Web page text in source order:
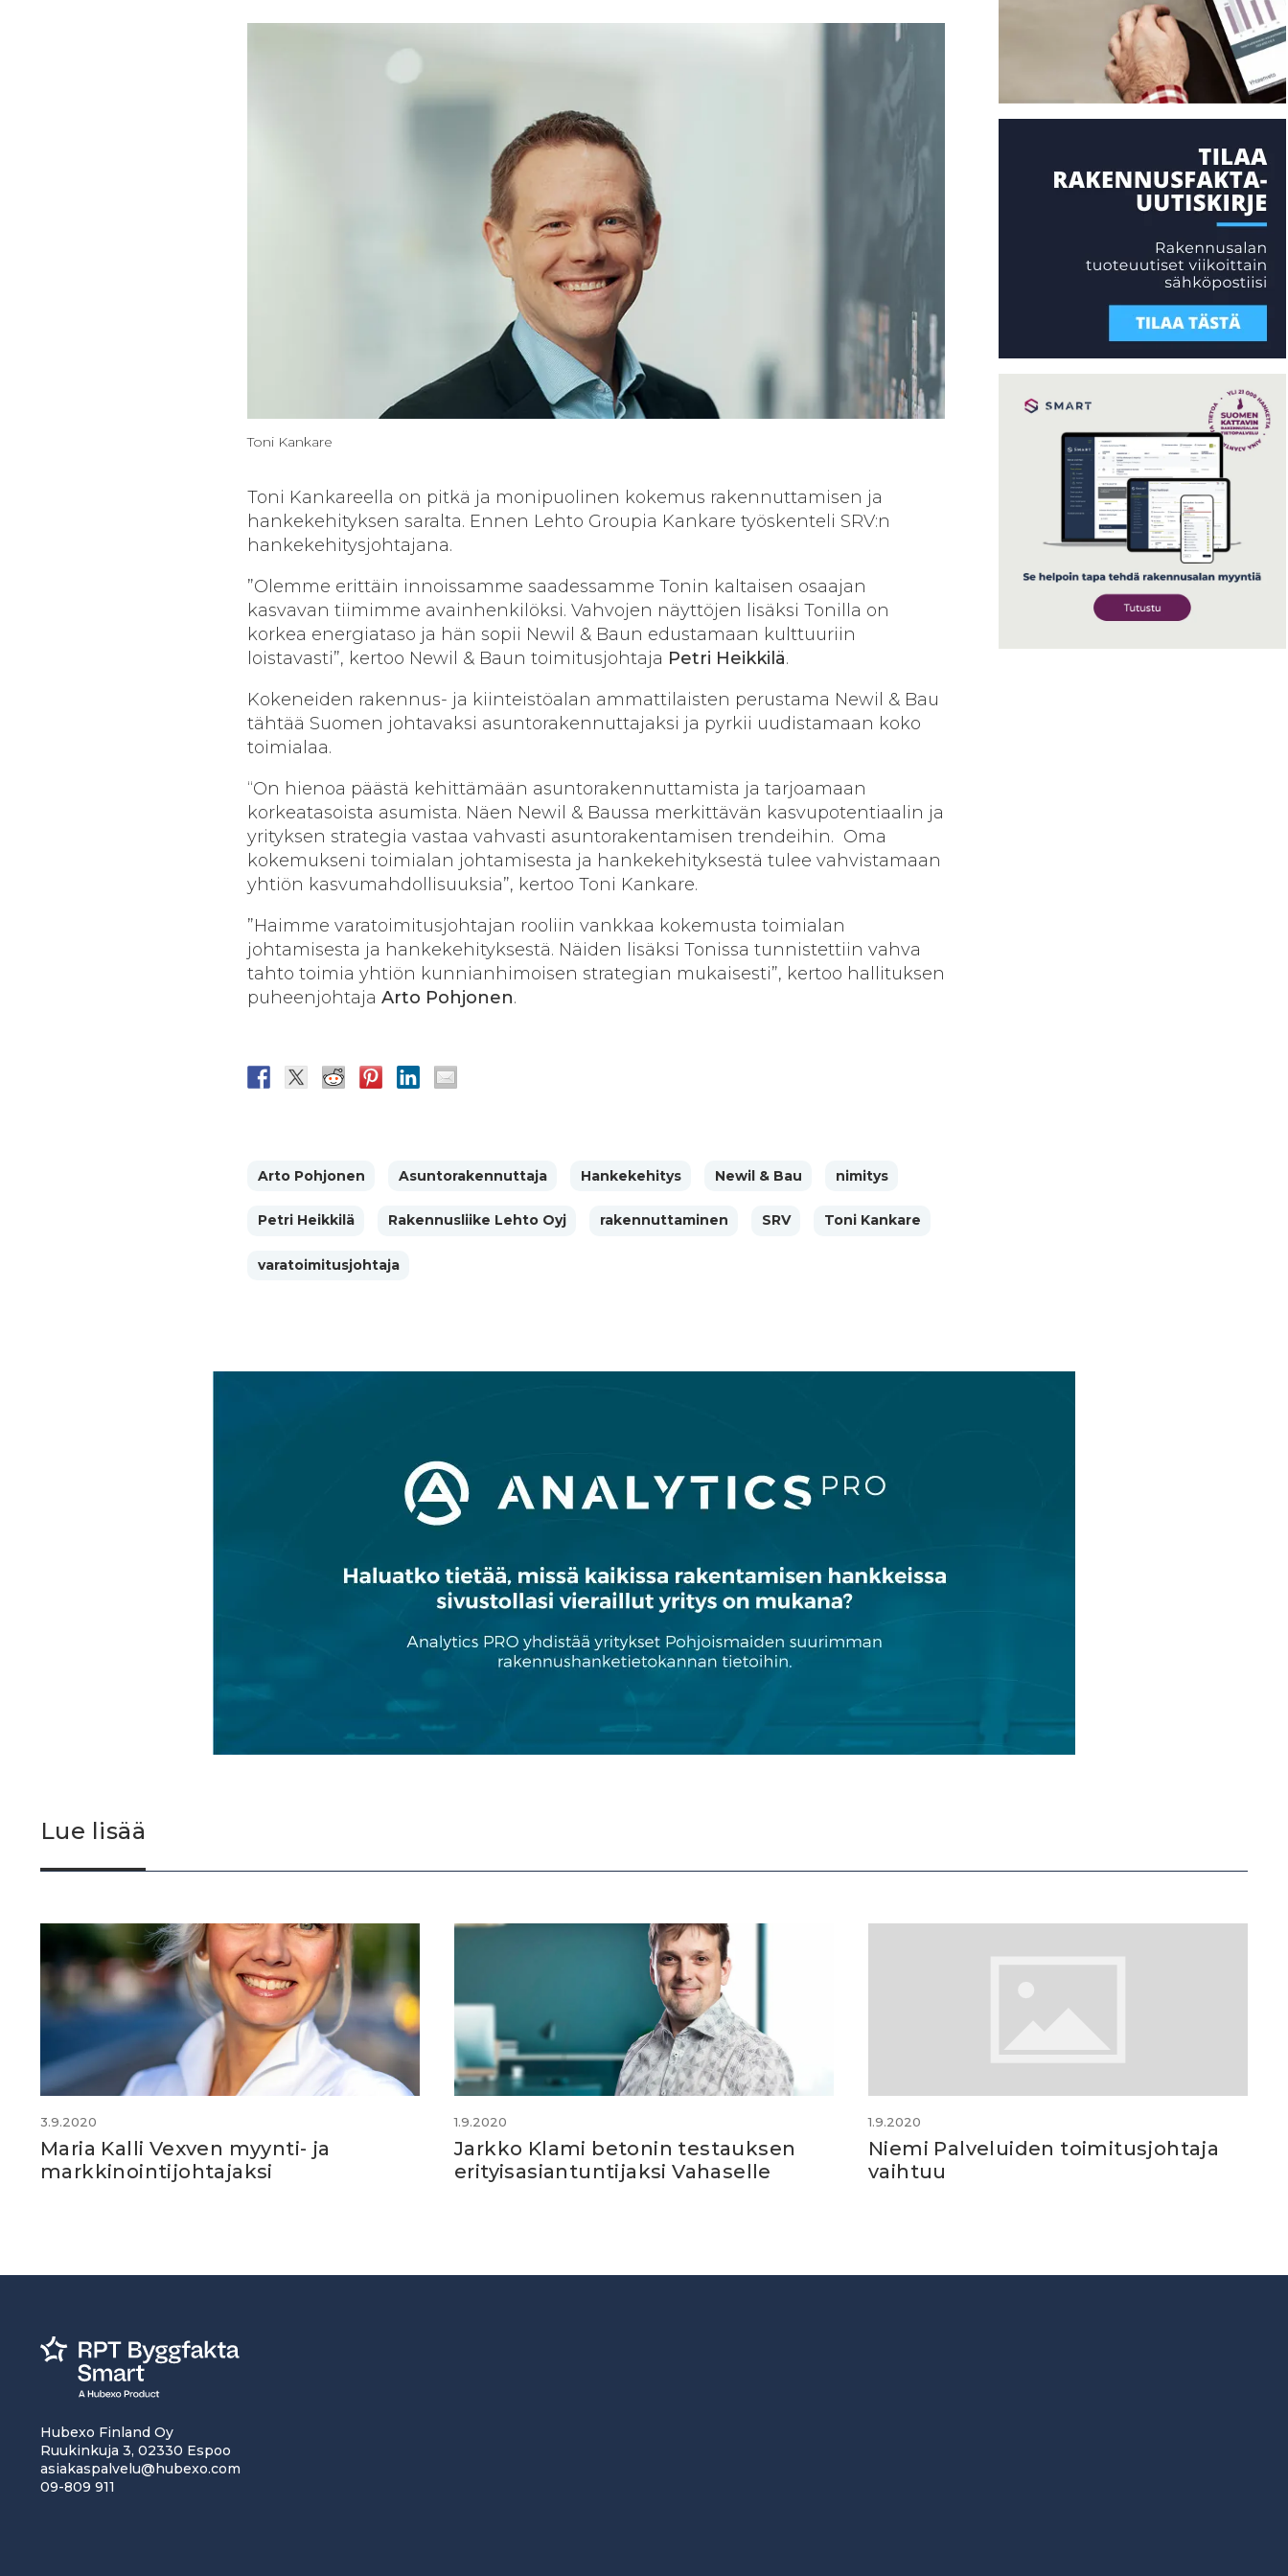
Toni Kankare
Toni Kankareella on pitkä ja monipuolinen kokemus rakennuttamisen ja
hankekehityksen saralta. Ennen Lehto Groupia Kankare työskenteli SRV:n
hankekehitysjohtajana.
”Olemme erittäin innoissamme saadessamme Tonin kaltaisen osaajan
kasvavan tiimimme avainhenkilöksi. Vahvojen näyttöjen lisäksi Tonilla on
korkea energiataso ja hän sopii Newil & Baun edustamaan kulttuuriin
loistavasti”, kertoo Newil & Baun toimitusjohtaja Petri Heikkilä.
Kokeneiden rakennus- ja kiinteistöalan ammattilaisten perustama Newil & Bau
tähtää Suomen johtavaksi asuntorakennuttajaksi ja pyrkii uudistamaan koko
toimialaa.
“On hienoa päästä kehittämään asuntorakennuttamista ja tarjoamaan
korkeatasoista asumista. Näen Newil & Baussa merkittävän kasvupotentiaalin ja
yrityksen strategia vastaa vahvasti asuntorakentamisen trendeihin. Oma
kokemukseni toimialan johtamisesta ja hankekehityksestä tulee vahvistamaan
yhtiön kasvumahdollisuuksia”, kertoo Toni Kankare.
”Haimme varatoimitusjohtajan rooliin vankkaa kokemusta toimialan
johtamisesta ja hankekehityksestä. Näiden lisäksi Tonissa tunnistettiin vahva
tahto toimia yhtiön kunnianhimoisen strategian mukaisesti”, kertoo hallituksen
puheenjohtaja Arto Pohjonen.
Arto Pohjonen Asuntorakennuttaja Hankekehitys Newil & Bau nimitys
Petri Heikkilä Rakennusliike Lehto Oyj rakennuttaminen SRV Toni Kankare
varatoimitusjohtaja
Lue lisää
3.9.2020
Maria Kalli Vexven myynti- ja
markkinointijohtajaksi
1.9.2020
Jarkko Klami betonin testauksen
erityisasiantuntijaksi Vahaselle
1.9.2020
Niemi Palveluiden toimitusjohtaja
vaihtuu
Hubexo Finland Oy
Ruukinkuja 3, 02330 Espoo
asiakaspalvelu@hubexo.com
09-809 911